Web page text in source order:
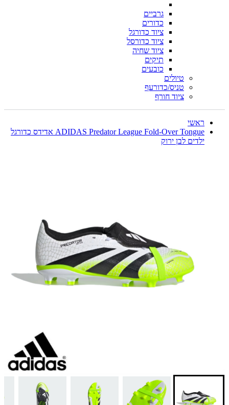
גרביים
כדורים
ציוד כדורגל
ציוד כדורסל
ציוד שחיה
תיקים
כובעים
טיולים
טניס/כדורעף
ציוד חורף
ראשי
ADIDAS Predator League Fold-Over Tongue אדידס כדורגל
ילדים לבן ירוק